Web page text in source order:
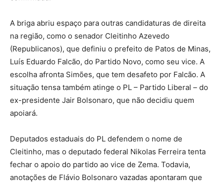
A briga abriu espaço para outras candidaturas de direita
na região, como o senador Cleitinho Azevedo
(Republicanos), que definiu o prefeito de Patos de Minas,
Luís Eduardo Falcão, do Partido Novo, como seu vice. A
escolha afronta Simões, que tem desafeto por Falcão. A
situação tensa também atinge o PL – Partido Liberal – do
ex-presidente Jair Bolsonaro, que não decidiu quem
apoiará.
Deputados estaduais do PL defendem o nome de
Cleitinho, mas o deputado federal Nikolas Ferreira tenta
fechar o apoio do partido ao vice de Zema. Todavia,
anotações de Flávio Bolsonaro vazadas apontaram que